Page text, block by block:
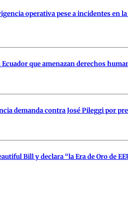
operativa pese a incidentes en
que amenazan derechos
demanda contra José Pileggi por
Bill y declara “la Era de Oro de